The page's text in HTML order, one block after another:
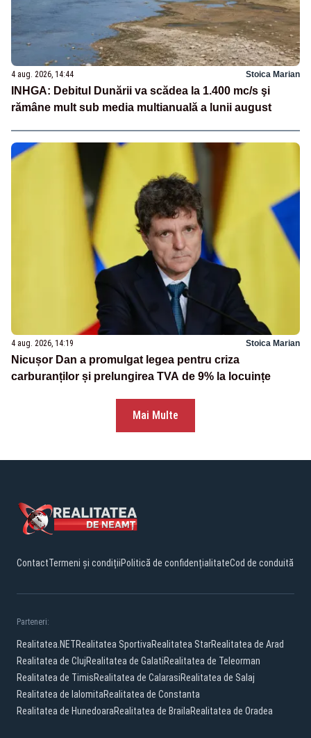
4 aug. 2026, 14:44 Stoica Marian
INHGA: Debitul Dunării va scădea la 1.400 mc/s şi
rămâne mult sub media multianuală a lunii august
4 aug. 2026, 14:19 Stoica Marian
Nicușor Dan a promulgat legea pentru criza
carburanților și prelungirea TVA de 9% la locuințe
Mai Multe
ContactTermeni și condițiiPolitică de confidențialitateCod de conduită
Parteneri:
Realitatea.NETRealitatea SportivaRealitatea StarRealitatea de Arad
Realitatea de ClujRealitatea de GalatiRealitatea de Teleorman
Realitatea de TimisRealitatea de CalarasiRealitatea de Salaj
Realitatea de IalomitaRealitatea de Constanta
Realitatea de HunedoaraRealitatea de BrailaRealitatea de Oradea